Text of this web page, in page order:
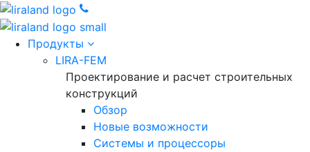
Продукты
LIRA-FEM
Проектирование и расчет строительных
конструкций
Обзор
Новые возможности
Cистемы и процессоры